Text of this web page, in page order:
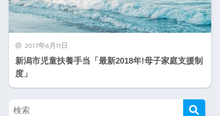
2017年6月11日
新潟市児童扶養手当「最新2018年!母子家庭支援制
度」